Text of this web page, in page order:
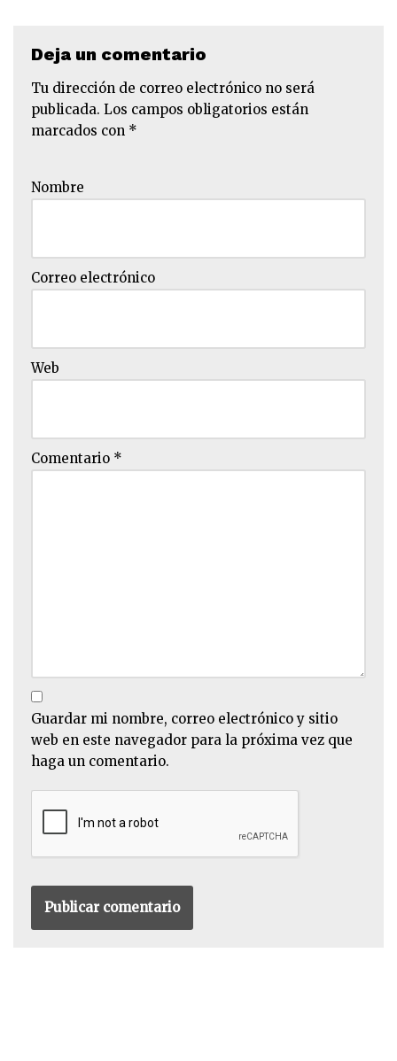
Deja un comentario
Tu dirección de correo electrónico no será
publicada. Los campos obligatorios están
marcados con *
Nombre
Correo electrónico
Web
Comentario *
Guardar mi nombre, correo electrónico y sitio
web en este navegador para la próxima vez que
haga un comentario.